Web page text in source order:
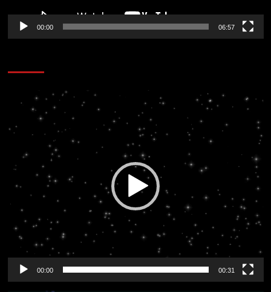
00:00 06:57
Reproductor
vídeo
00:00 00:31